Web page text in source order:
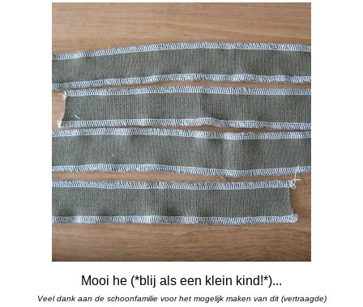
Mooi he (*blij als een klein kind!*)...
Veel dank aan de schoonfamilie voor het mogelijk maken van dit (vertraagde)